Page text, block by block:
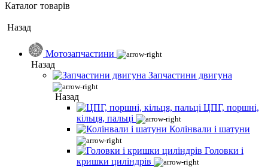
Каталог товарів
Назад
Мотозапчастини
Назад
Запчастини двигуна
Назад
ЦПГ, поршні,
кільця, пальці
Колінвали і шатуни
Головки і
кришки циліндрів